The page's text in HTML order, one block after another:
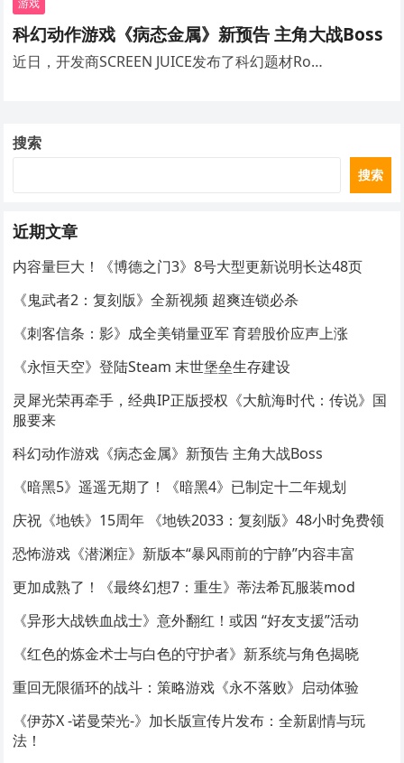
游戏
科幻动作游戏《病态金属》新预告 主角大战Boss
近日，开发商SCREEN JUICE发布了科幻题材Ro…
搜索
搜索
近期文章
内容量巨大！《博德之门3》8号大型更新说明长达48页
《鬼武者2：复刻版》全新视频 超爽连锁必杀
《刺客信条：影》成全美销量亚军 育碧股价应声上涨
《永恒天空》登陆Steam 末世堡垒生存建设
灵犀光荣再牵手，经典IP正版授权《大航海时代：传说》国
服要来
科幻动作游戏《病态金属》新预告 主角大战Boss
《暗黑5》遥遥无期了！《暗黑4》已制定十二年规划
庆祝《地铁》15周年 《地铁2033：复刻版》48小时免费领
恐怖游戏《潜渊症》新版本“暴风雨前的宁静”内容丰富
更加成熟了！《最终幻想7：重生》蒂法希瓦服装mod
《异形大战铁血战士》意外翻红！或因 “好友支援”活动
《红色的炼金术士与白色的守护者》新系统与角色揭晓
重回无限循环的战斗：策略游戏《永不落败》启动体验
《伊苏X -诺曼荣光-》加长版宣传片发布：全新剧情与玩
法！